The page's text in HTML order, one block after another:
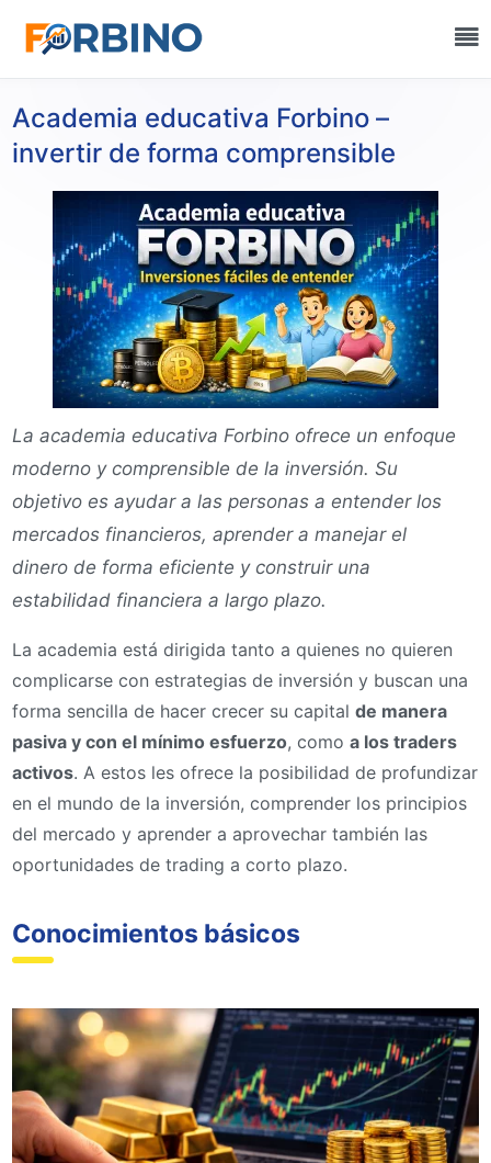
Academia educativa Forbino –
invertir de forma comprensible
La academia educativa Forbino ofrece un enfoque
moderno y comprensible de la inversión. Su
objetivo es ayudar a las personas a entender los
mercados financieros, aprender a manejar el
dinero de forma eficiente y construir una
estabilidad financiera a largo plazo.
La academia está dirigida tanto a quienes no quieren
complicarse con estrategias de inversión y buscan una
forma sencilla de hacer crecer su capital de manera
pasiva y con el mínimo esfuerzo, como a los traders
activos. A estos les ofrece la posibilidad de profundizar
en el mundo de la inversión, comprender los principios
del mercado y aprender a aprovechar también las
oportunidades de trading a corto plazo.
Conocimientos básicos